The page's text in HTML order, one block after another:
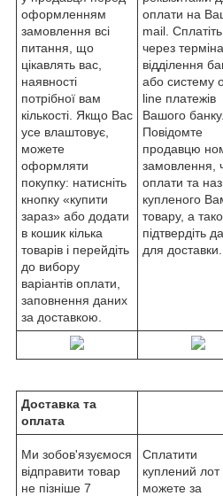
оформленням
замовлення всі
питання, що
цікавлять вас,
наявності
потрібної вам
кількості. Якщо Вас
усе влаштовує,
можете
оформляти
покупку: натисніть
кнопку «купити
зараз» або додати
в кошик кілька
товарів і перейдіть
до вибору
варіантів оплати,
заповнення даних
за доставкою.
оплати на
mail. Сплатіть
через
відділення
або систему
line платежів
Вашого банку.
Повідомте
продавцю
замовлення,
оплати та
купленого
товару, а
підтвердіть
для доставки.
Доставка та
оплата
Ми зобов'язуємося
відправити товар
не пізніше 7
Сплатити
куплений лот
можете за